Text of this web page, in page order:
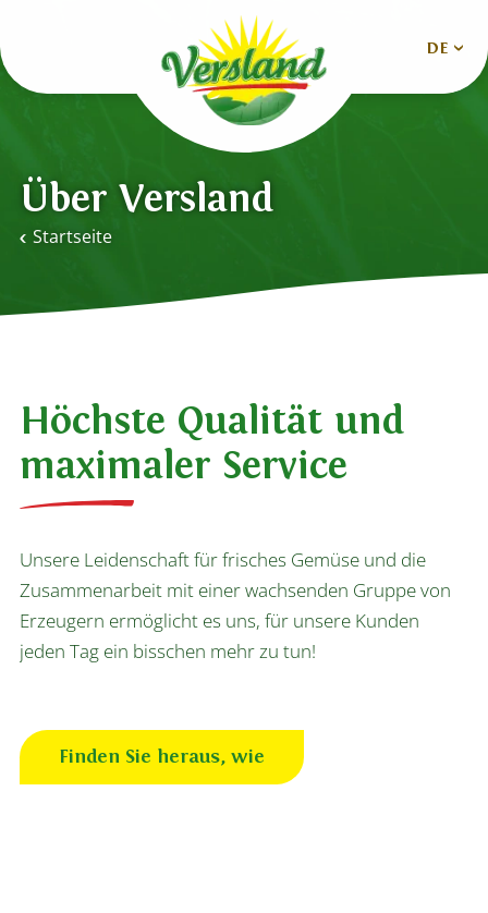
DE
Nederlands
Über Versland
Startseite
Höchste Qualität und
maximaler Service
Unsere Leidenschaft für frisches Gemüse und die
Zusammenarbeit mit einer wachsenden Gruppe von
Erzeugern ermöglicht es uns, für unsere Kunden
jeden Tag ein bisschen mehr zu tun!
Finden Sie heraus, wie